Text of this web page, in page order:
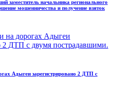
заместитель начальника регионального
мошенничества и получение взяток
Адыгеи зарегистрировано 2 ДТП с